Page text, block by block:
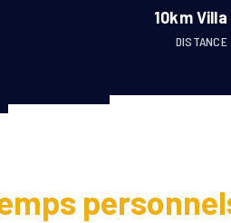
10km
DISTANCE